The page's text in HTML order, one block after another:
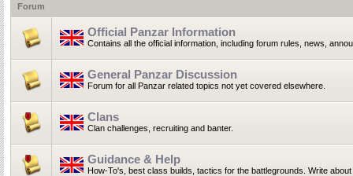
Forum
Official Panzar Information
Contains all the official information, including forum rules, news,
General Panzar Discussion
Forum for all Panzar related topics not yet covered elsewhere.
Clans
Clan challenges, recruiting and banter.
Guidance & Help
How-To's, best class builds, tactics for the battlegrounds. Write